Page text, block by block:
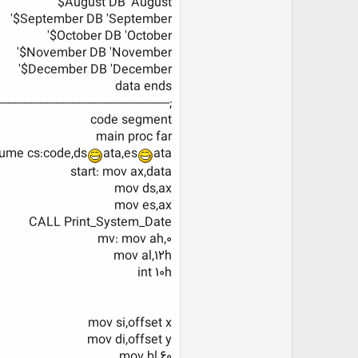
September DB 'September$'
October DB 'October$'
November DB 'November$'
December DB 'December$'
data ends
code segment
main proc far
cs:code,ds
ata,es
ata
start: mov ax,data
mov ds,ax
mov es,ax
CALL Print_System_Date
mv: mov ah,0
mov al,12h
int 10h
mov si,offset x
mov di,offset y